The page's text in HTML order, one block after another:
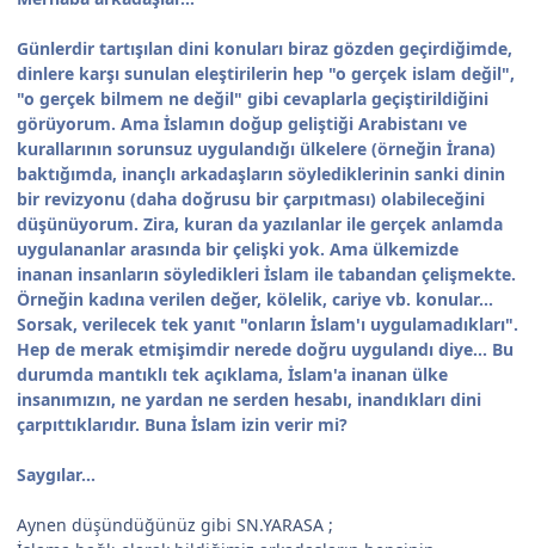
Günlerdir tartışılan dini konuları biraz gözden geçirdiğimde,
dinlere karşı sunulan eleştirilerin hep "o gerçek islam değil",
"o gerçek bilmem ne değil" gibi cevaplarla geçiştirildiğini
görüyorum. Ama İslamın doğup geliştiği Arabistanı ve
kurallarının sorunsuz uygulandığı ülkelere (örneğin İrana)
baktığımda, inançlı arkadaşların söylediklerinin sanki dinin
bir revizyonu (daha doğrusu bir çarpıtması) olabileceğini
düşünüyorum. Zira, kuran da yazılanlar ile gerçek anlamda
uygulananlar arasında bir çelişki yok. Ama ülkemizde
inanan insanların söyledikleri İslam ile tabandan çelişmekte.
Örneğin kadına verilen değer, kölelik, cariye vb. konular...
Sorsak, verilecek tek yanıt "onların İslam'ı uygulamadıkları".
Hep de merak etmişimdir nerede doğru uygulandı diye... Bu
durumda mantıklı tek açıklama, İslam'a inanan ülke
insanımızın, ne yardan ne serden hesabı, inandıkları dini
çarpıttıklarıdır. Buna İslam izin verir mi?
Saygılar...
Aynen düşündüğünüz gibi SN.YARASA ;